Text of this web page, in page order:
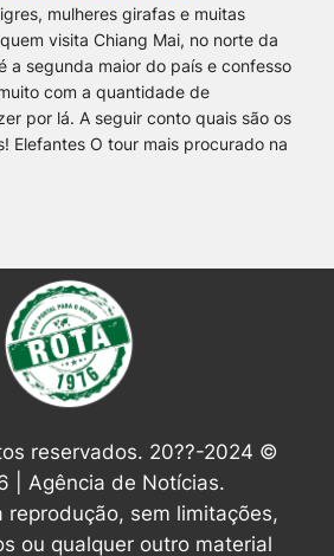
mulheres girafas e muitas
visita Chiang Mai, no norte da
a segunda maior do país e confesso
com a quantidade de
por lá. A seguir conto quais são os
Elefantes O tour mais procurado na
reservados. 20??-2024 ©
| Agência de Notícias.
reprodução, sem limitações,
ou qualquer outro material